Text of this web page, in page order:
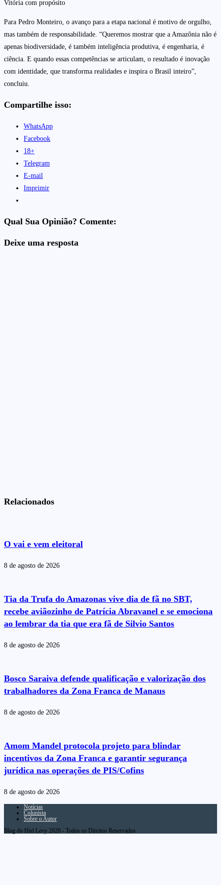
Vitória com propósito
Para Pedro Monteiro, o avanço para a etapa nacional é motivo de orgulho,
mas também de responsabilidade. “Queremos mostrar que a Amazônia não é
apenas biodiversidade, é também inteligência produtiva, é engenharia, é
ciência. E quando essas competências se articulam, o resultado é inovação
com identidade, que transforma realidades e inspira o Brasil inteiro”,
concluiu.
Compartilhe isso:
WhatsApp
Facebook
18+
Telegram
E-mail
Imprimir
Qual Sua Opinião? Comente:
Deixe uma resposta
Relacionados
O vai e vem eleitoral
8 de agosto de 2026
Tia da Trufa do Amazonas vive dia de fã no SBT,
recebe aviãozinho de Patrícia Abravanel e se emociona
ao lembrar da tia que era fã de Silvio Santos
8 de agosto de 2026
Bosco Saraiva defende qualificação e valorização dos
trabalhadores da Zona Franca de Manaus
8 de agosto de 2026
Amom Mandel protocola projeto para blindar
incentivos da Zona Franca e garantir segurança
jurídica nas operações de PIS/Cofins
8 de agosto de 2026
Notícias
Colunista
Sobre o Autor
Blog do Hiel Levy 2020 - Todos os Direitos Reservados